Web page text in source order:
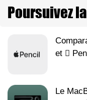
Poursuivez
et 
Le